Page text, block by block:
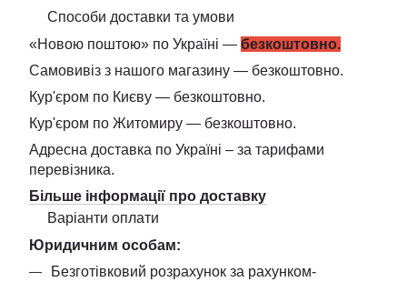
Способи доставки та умови
«Новою поштою» по Україні — безкоштовно.
Самовивіз з нашого магазину — безкоштовно.
Кур'єром по Києву — безкоштовно.
Кур'єром по Житомиру — безкоштовно.
Адресна доставка по Україні – за тарифами
перевізника.
Більше інформації про доставку
Варіанти оплати
Юридичним особам:
Безготівковий розрахунок за рахунком-